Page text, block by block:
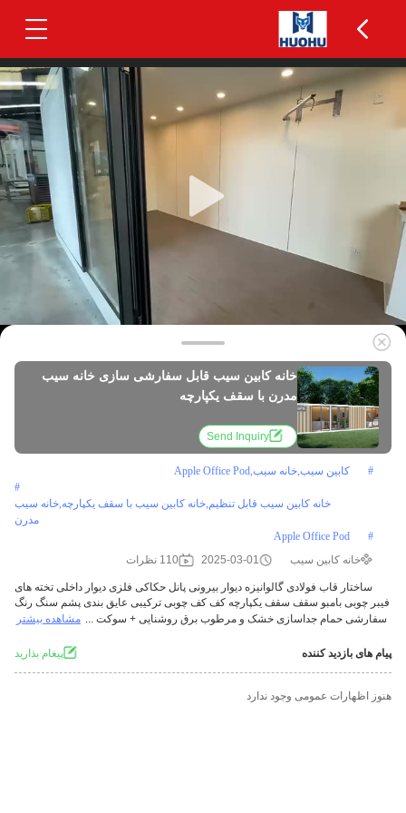
خانه کابین سیب قابل سفارشی سازی خانه سیب
مدرن با سقف یکپارچه
Send Inquiry
#
کابین سیب,خانه سیب,Apple Office Pod
#
خانه کابین سیب قابل تنظیم,خانه کابین سیب با سقف یکپارچه,خانه سیب
مدرن
#
Apple Office Pod
خانه کابین سیب
2025-03-01 110 نظرات
ساختار قاب فولادی گالوانیزه دیوار بیرونی پانل حکاکی فلزی دیوار داخلی تخته های
فیبر چوبی بامبو سقف سقف یکپارچه کف کف چوبی ترکیبی عایق بندی پشم سنگ رنگ
سفارشی حمام جداسازی خشک و مرطوب برق روشنایی + سوکت ... مشاهده بیشتر
پیام های بازدید کننده پيغام بذاريد
هنوز اظهارات عمومی وجود ندارد